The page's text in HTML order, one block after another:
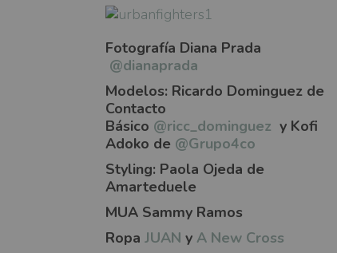
Fotografía Diana Prada
@dianaprada
Modelos: Ricardo Dominguez de
Contacto
Básico @ricc_dominguez y Kofi
Adoko de @Grupo4co
Styling: Paola Ojeda de
Amarteduele
MUA Sammy Ramos
Ropa JUAN y A New Cross